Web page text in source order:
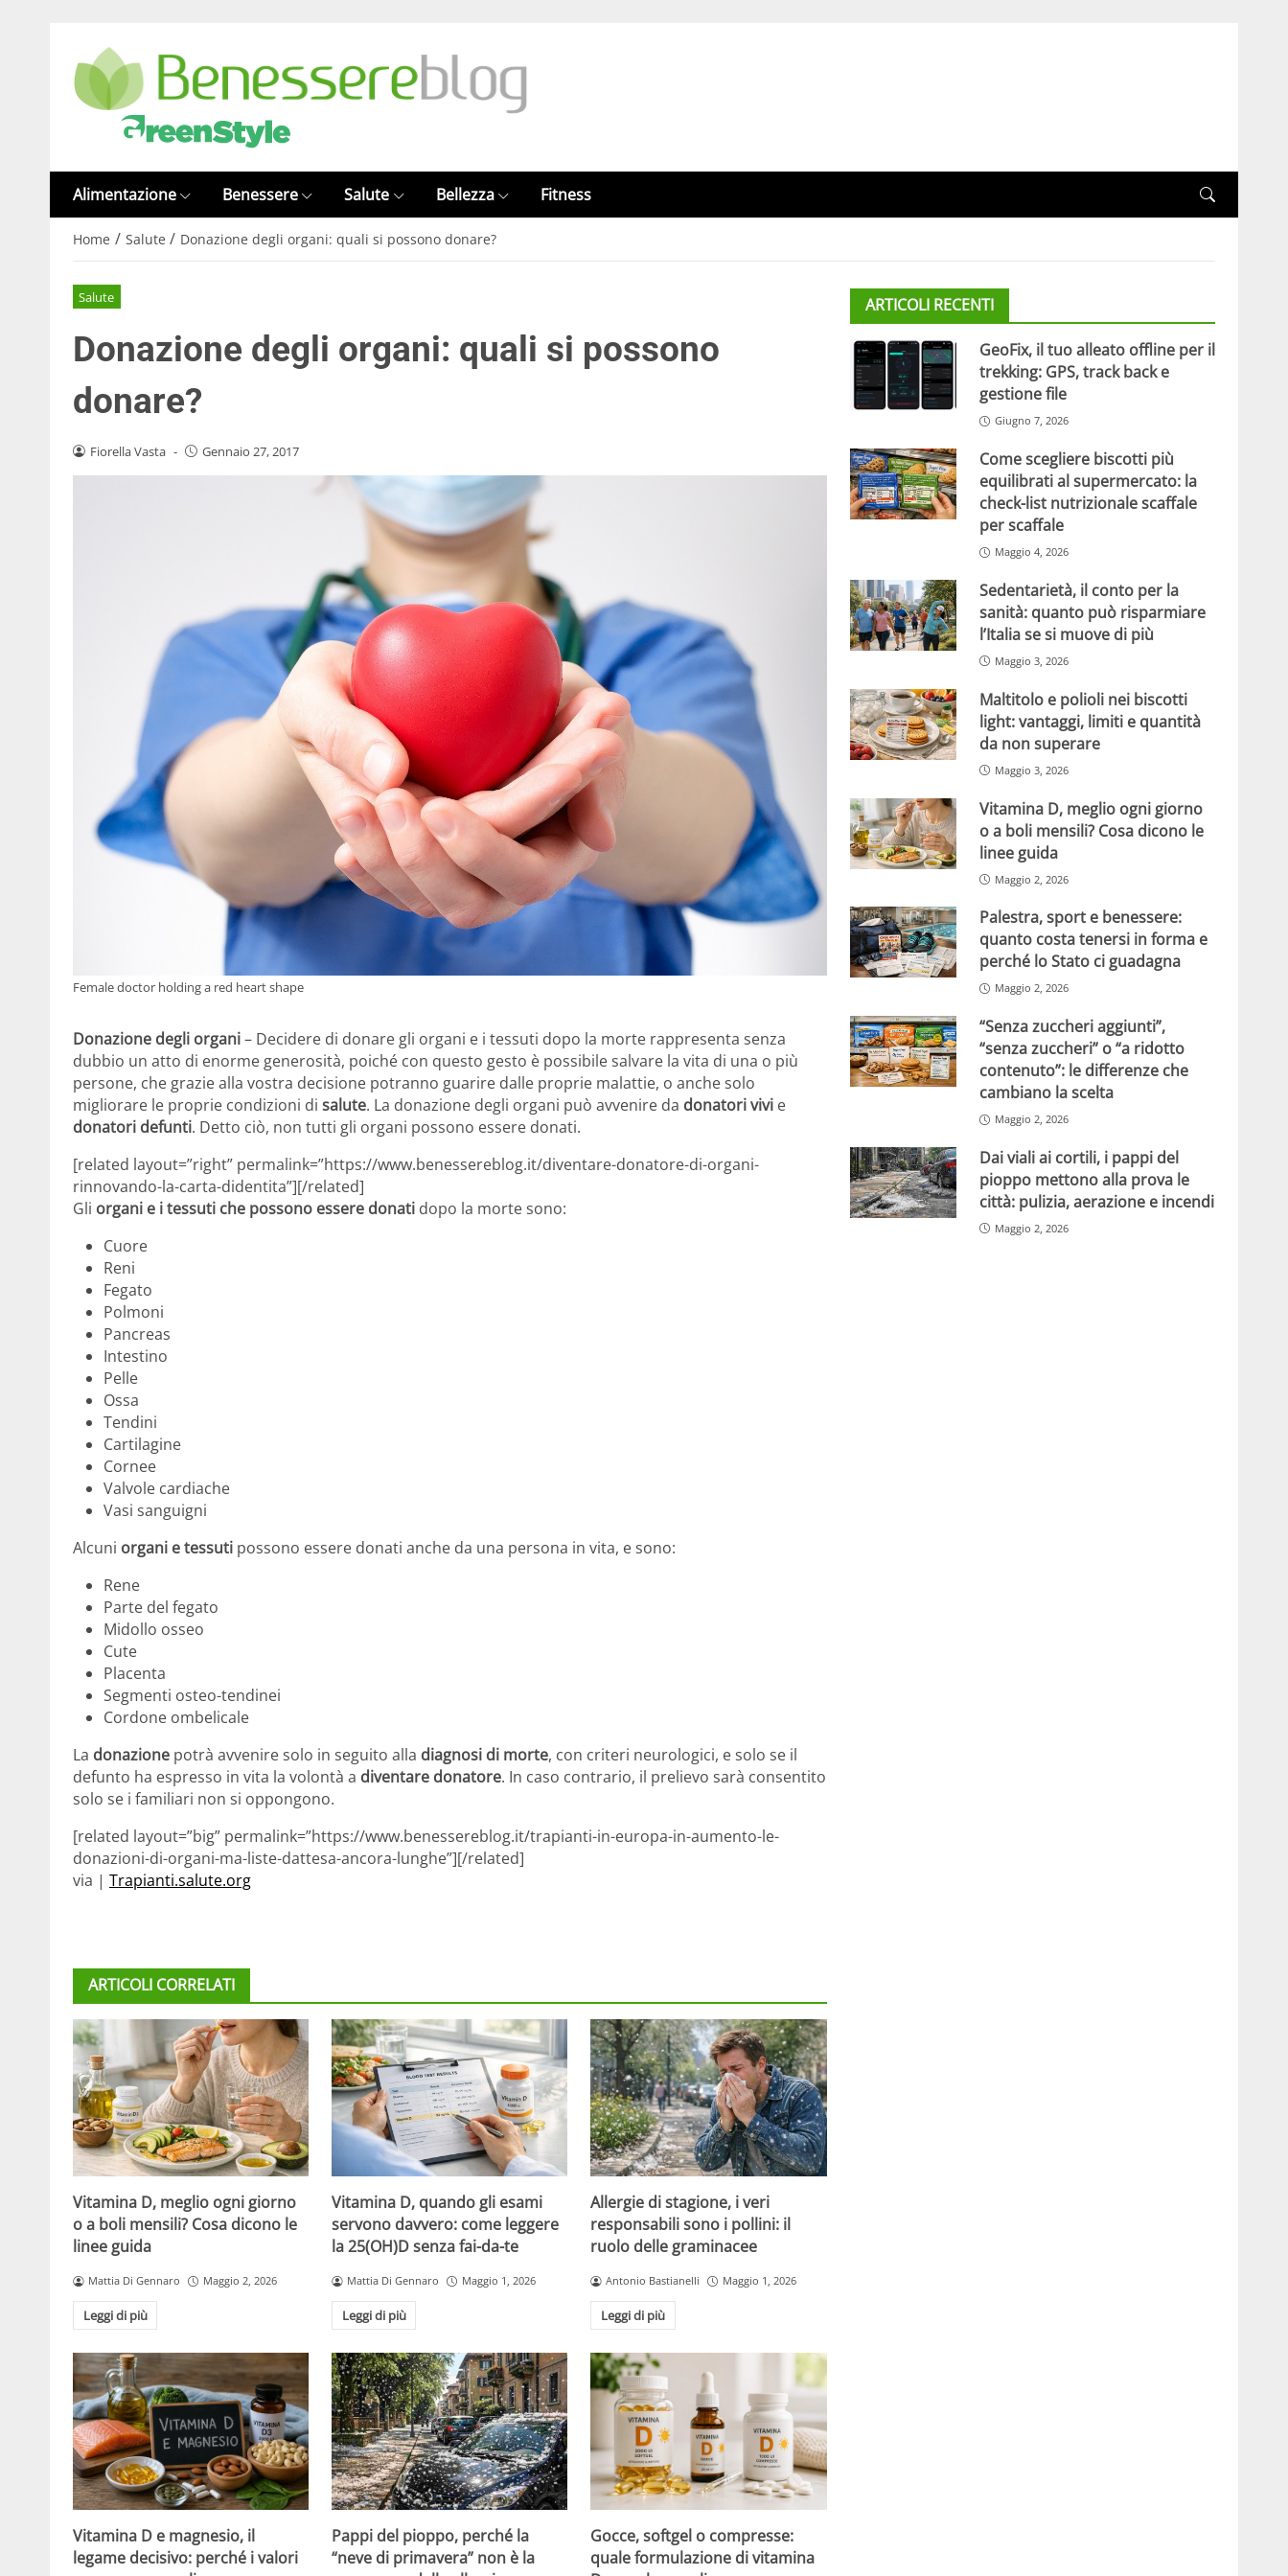
Alimentazione Benessere Salute Bellezza Fitness
Home / Salute / Donazione degli organi: quali si possono donare?
Salute
Donazione degli organi: quali si possono
donare?
Fiorella Vasta - Gennaio 27, 2017
Female doctor holding a red heart shape
Donazione degli organi– Decidere di donare gli organi e i tessuti dopo la morte rappresenta senza
dubbio un atto di enorme generosità, poiché con questo gesto è possibile salvare la vita di una o più
persone, che grazie alla vostra decisione potranno guarire dalle proprie malattie, o anche solo
migliorare le proprie condizioni di salute. La donazione degli organi può avvenire da donatori vivi e
donatori defunti. Detto ciò, non tutti gli organi possono essere donati.
[related layout=”right” permalink=”https://www.benessereblog.it/diventare-donatore-di-organi-
rinnovando-la-carta-didentita”][/related]
Gli organi e i tessuti che possono essere donati dopo la morte sono:
Cuore
Reni
Fegato
Polmoni
Pancreas
Intestino
Pelle
Ossa
Tendini
Cartilagine
Cornee
Valvole cardiache
Vasi sanguigni
Alcuni organi e tessuti possono essere donati anche da una persona in vita, e sono:
Rene
Parte del fegato
Midollo osseo
Cute
Placenta
Segmenti osteo-tendinei
Cordone ombelicale
La donazione potrà avvenire solo in seguito alla diagnosi di morte, con criteri neurologici, e solo se il
defunto ha espresso in vita la volontà a diventare donatore. In caso contrario, il prelievo sarà consentito
solo se i familiari non si oppongono.
[related layout=”big” permalink=”https://www.benessereblog.it/trapianti-in-europa-in-aumento-le-
donazioni-di-organi-ma-liste-dattesa-ancora-lunghe”][/related]
via | Trapianti.salute.org
ARTICOLI CORRELATI
Vitamina D, meglio ogni giorno
o a boli mensili? Cosa dicono le
linee guida
Mattia Di Gennaro Maggio 2, 2026
Leggi di più
Vitamina D, quando gli esami
servono davvero: come leggere
la 25(OH)D senza fai-da-te
Mattia Di Gennaro Maggio 1, 2026
Leggi di più
Allergie di stagione, i veri
responsabili sono i pollini: il
ruolo delle graminacee
Antonio Bastianelli Maggio 1, 2026
Leggi di più
Vitamina D e magnesio, il
legame decisivo: perché i valori
Pappi del pioppo, perché la
“neve di primavera” non è la
Gocce, softgel o compresse:
quale formulazione di vitamina
ARTICOLI RECENTI
GeoFix, il tuo alleato offline per il
trekking: GPS, track back e
gestione file
Giugno 7, 2026
Come scegliere biscotti più
equilibrati al supermercato: la
check-list nutrizionale scaffale
per scaffale
Maggio 4, 2026
Sedentarietà, il conto per la
sanità: quanto può risparmiare
l’Italia se si muove di più
Maggio 3, 2026
Maltitolo e polioli nei biscotti
light: vantaggi, limiti e quantità
da non superare
Maggio 3, 2026
Vitamina D, meglio ogni giorno
o a boli mensili? Cosa dicono le
linee guida
Maggio 2, 2026
Palestra, sport e benessere:
quanto costa tenersi in forma e
perché lo Stato ci guadagna
Maggio 2, 2026
“Senza zuccheri aggiunti”,
“senza zuccheri” o “a ridotto
contenuto”: le differenze che
cambiano la scelta
Maggio 2, 2026
Dai viali ai cortili, i pappi del
pioppo mettono alla prova le
città: pulizia, aerazione e incendi
Maggio 2, 2026